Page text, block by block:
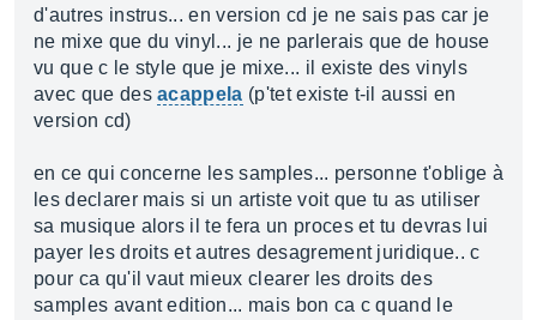
d'autres instrus... en version cd je ne sais pas car je
ne mixe que du vinyl... je ne parlerais que de house
vu que c le style que je mixe... il existe des vinyls
avec que desacappela (p'tet existe t-il aussi en
version cd)
en ce qui concerne les samples... personne t'oblige à
les declarer mais si un artiste voit que tu as utiliser
sa musique alors il te fera un proces et tu devras lui
payer les droits et autres desagrement juridique.. c
pour ca qu'il vaut mieux clearer les droits des
samples avant edition... mais bon ca c quand le